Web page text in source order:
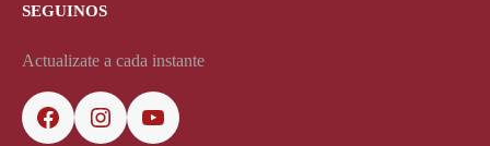
SEGUINOS
Actualizate a cada instante